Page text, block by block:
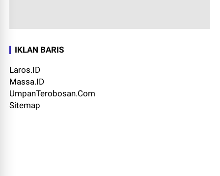
IKLAN BARIS
Laros.ID
Massa.ID
UmpanTerobosan.Com
Sitemap